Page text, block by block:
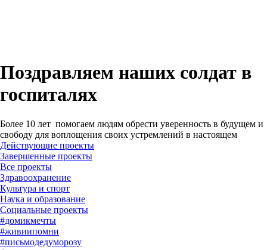
Поздравляем наших солдат в
госпиталях
Более 10 лет помогаем людям обрести уверенность в будущем и
свободу для воплощения своих устремлений в настоящем
Действующие проекты
Завершенные проекты
#домикмечты
#живиипомни
#письмодедуморозу